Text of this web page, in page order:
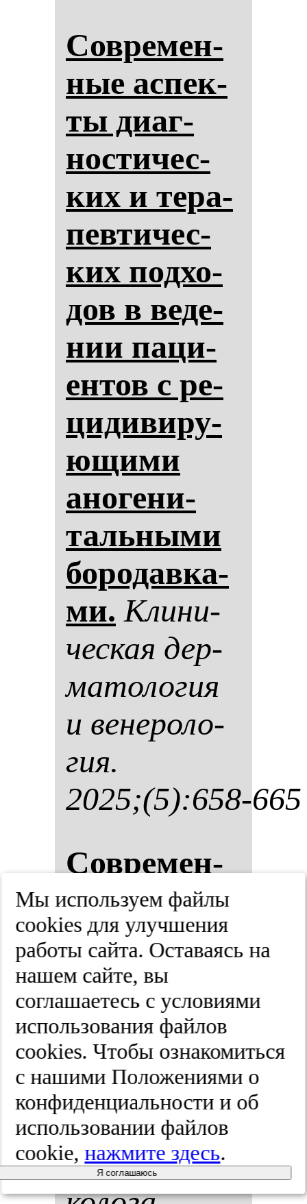
Сов­ре­мен­
ные ас­пек­
ты ди­аг­
нос­ти­чес­
ких и те­ра­
пев­ти­чес­
ких под­хо­
дов в ве­де­
нии па­ци­
ен­тов с ре­
ци­ди­ви­ру­
ющи­ми
ано­ге­ни­
таль­ны­ми
бо­ро­дав­ка­
ми. Кли­ни­
чес­кая дер­
ма­то­ло­гия
и ве­не­ро­ло­
гия.
2025;(5):658-665
Сов­ре­мен­
ное ле­че­
ние боль­
ных ра­ком
шей­ки мат­
ки. Рос­сий­
ский вес­
тник аку­
ше­ра-ги­не­
Мы используем файлы
cооkies для улучшения
работы сайта. Оставаясь на
нашем сайте, вы
соглашаетесь с условиями
использования файлов
cооkies. Чтобы ознакомиться
с нашими Положениями о
конфиденциальности и об
использовании файлов
cookie,нажмите здесь.
Я соглашаюсь